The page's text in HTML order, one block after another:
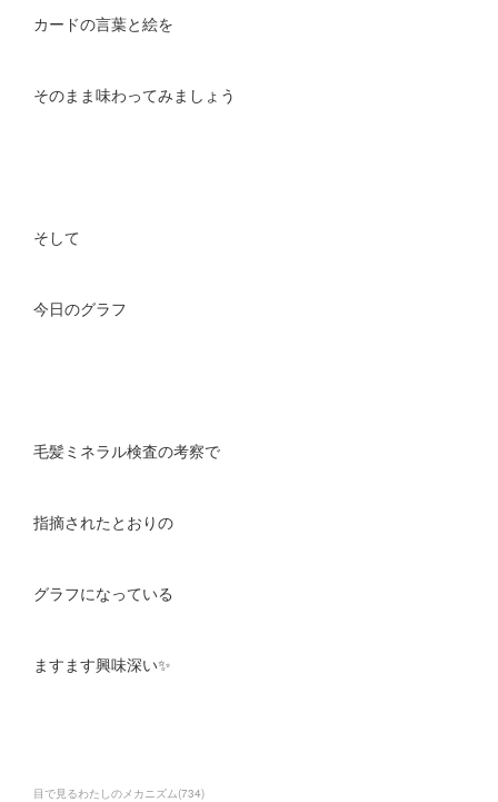
カードの言葉と絵を
そのまま味わってみましょう
そして
今日のグラフ
毛髪ミネラル検査の考察で
指摘されたとおりの
グラフになっている
ますます興味深い✨
目で見るわたしのメカニズム(734)